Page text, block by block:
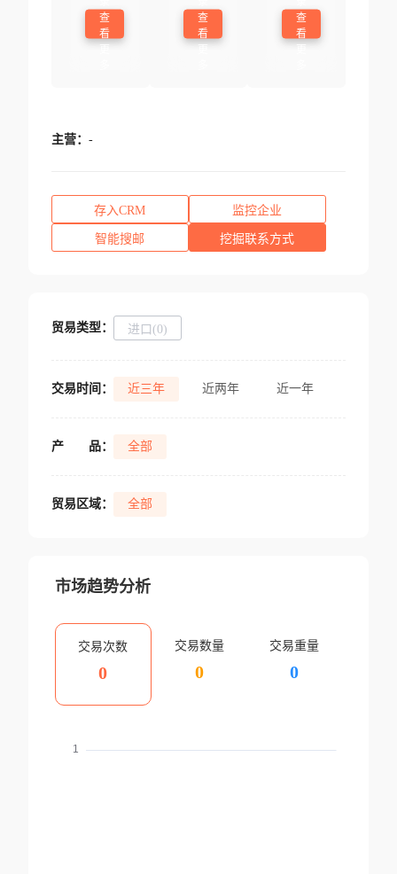
查
看
查
看
查
看
主营： -
存入CRM 监控企业
智能搜邮 挖掘联系方式
贸易类型： 进口(0)
交易时间： 近三年 近两年 近一年
产 品： 全部
贸易区域： 全部
市场趋势分析
交易次数
0
交易数量
0
交易重量
0